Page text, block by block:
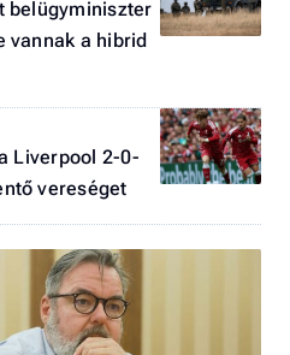
belügyminiszter
vannak a hibrid
Liverpool 2-0-
vereséget